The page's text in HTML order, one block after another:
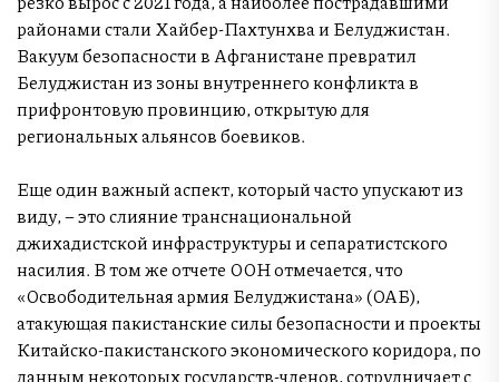
районами стали Хайбер-Пахтунхва и Белуджистан.
Вакуум безопасности в Афганистане превратил
Белуджистан из зоны внутреннего конфликта в
прифронтовую провинцию, открытую для
региональных альянсов боевиков.
Еще один важный аспект, который часто упускают из
виду, – это слияние транснациональной
джихадистской инфраструктуры и сепаратистского
насилия. В том же отчете ООН отмечается, что
«Освободительная армия Белуджистана» (ОАБ),
атакующая пакистанские силы безопасности и проекты
Китайско-пакистанского экономического коридора, по
данным некоторых государств-членов, сотрудничает с